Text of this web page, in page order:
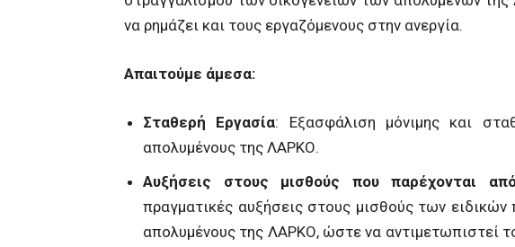
να ρημάζει και τους εργαζόμενους στην ανεργία.
Απαιτούμε άμεσα:
Σταθερή Εργασία: Εξασφάλιση μόνιμης και
απολυμένους της ΛΑΡΚΟ.
Αυξήσεις στους μισθούς που παρέχονται
πραγματικές αυξήσεις στους μισθούς των
απολυμένους της ΛΑΡΚΟ, ώστε να αντιμετωπιστεί